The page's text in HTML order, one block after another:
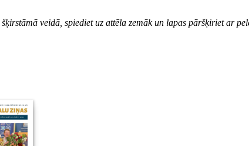
veidā, spiediet uz attēla zemāk un lapas pāršķiriet ar